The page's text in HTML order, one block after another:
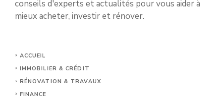
conseils d'experts et actualités pour vous aider à
mieux acheter, investir et rénover.
ACCUEIL
IMMOBILIER & CRÉDIT
RÉNOVATION & TRAVAUX
FINANCE